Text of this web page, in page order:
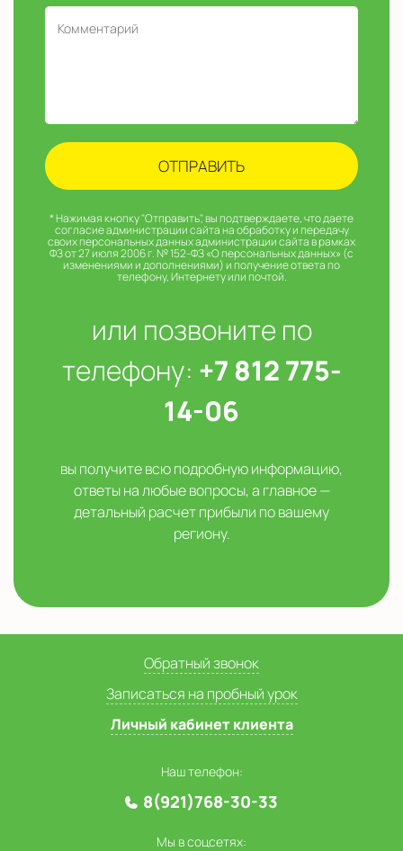
* Нажимая кнопку "Отправить", вы подтверждаете, что даете
согласие администрации сайта на обработку и передачу
своих персональных данных администрации сайта в рамках
ФЗ от 27 июля 2006 г. № 152-ФЗ «О персональных данных» (с
изменениями и дополнениями) и получение ответа по
телефону, Интернету или почтой.
или позвоните по
телефону: +7 812 775-
14-06
вы получите всю подробную информацию,
ответы на любые вопросы, а главное —
детальный расчет прибыли по вашему
региону.
Обратный звонок
Записаться на пробный урок
Личный кабинет клиента
Наш телефон:
8(921)768-30-33
Мы в соцсетях: